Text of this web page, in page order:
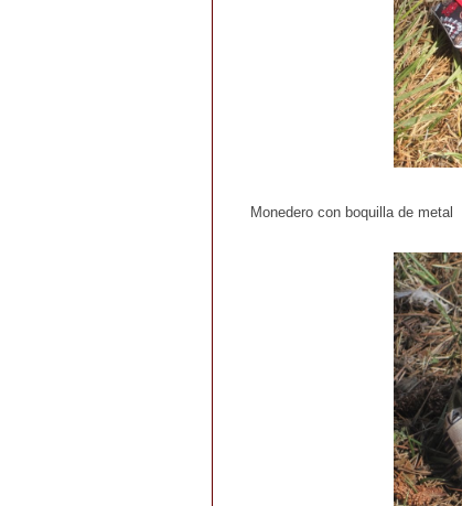
Monedero con boquilla de metal